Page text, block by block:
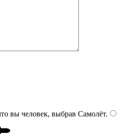
вы человек, выбрав Самолёт.